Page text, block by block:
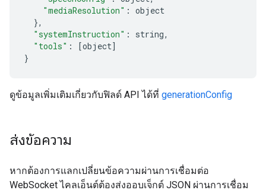
"mediaResolution" : object
},
"systemInstruction" : string,
"tools" : [object]
}
ดูข้อมูลเพิ่มเติมเกี่ยวกับฟิลด์ API ได้ที่ generationConfig
ส่งข้อความ
หากต้องการแลกเปลี่ยนข้อความผ่านการเชื่อมต่อ
WebSocket ไคลเอ็นต์ต้องส่งออบเจ็กต์ JSON ผ่านการเชื่อม